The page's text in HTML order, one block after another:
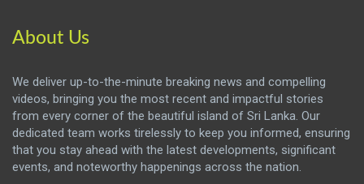
About Us
We deliver up-to-the-minute breaking news and compelling
videos, bringing you the most recent and impactful stories
from every corner of the beautiful island of Sri Lanka. Our
dedicated team works tirelessly to keep you informed, ensuring
that you stay ahead with the latest developments, significant
events, and noteworthy happenings across the nation.